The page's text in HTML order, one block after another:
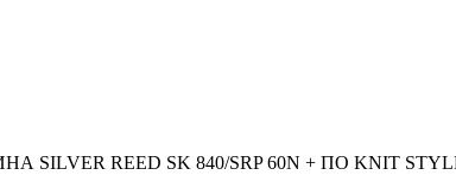
REED SK 840/SRP 60N + ПО KNIT